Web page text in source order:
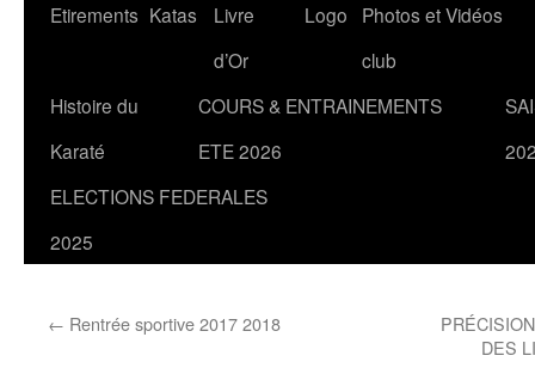
Etirements Katas
Livre
d’Or
Logo
Photos et Vidéos
club
Histoire du
Karaté
COURS & ENTRAINEMENTS
ETE 2026
ELECTIONS FEDERALES
2025
← Rentrée sportive 2017 2018
DES